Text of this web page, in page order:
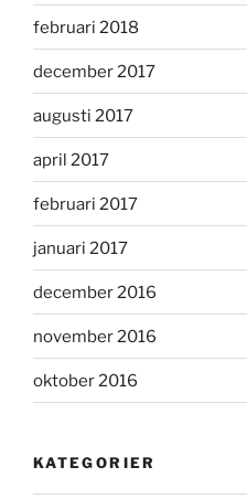
februari 2018
december 2017
augusti 2017
april 2017
februari 2017
januari 2017
december 2016
november 2016
oktober 2016
KATEGORIER